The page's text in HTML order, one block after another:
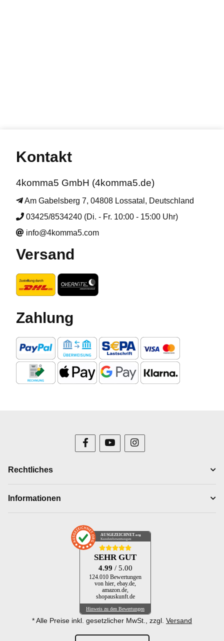
Kontakt
4komma5 GmbH (4komma5.de)
Am Gabelsberg 7, 04808 Lossatal, Deutschland
03425/8534240 (Di. - Fr. 10:00 - 15:00 Uhr)
info@4komma5.com
Versand
Zahlung
Rechtliches
Informationen
AUSGEZEICHNET .org
Kundenbewertungen
SEHR GUT
4.99 / 5.00
124.010 Bewertungen
von hier, ebay.de,
amazon.de,
shopauskunft.de
Hinweis zu den Bewertungen
* Alle Preise inkl. gesetzlicher MwSt., zzgl. Versand